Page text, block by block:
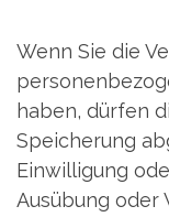
Wenn Sie die
haben, dürfen
Speicherung
Einwilligung
Ausübung oder